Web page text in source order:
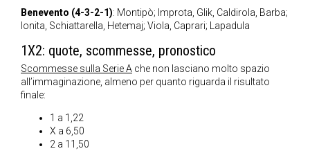
Benevento (4-3-2-1): Montipò; Improta, Glik, Caldirola, Barba;
Ionita, Schiattarella, Hetemaj; Viola, Caprari; Lapadula
1X2: quote, scommesse, pronostico
Scommesse sulla Serie A che non lasciano molto spazio
all’immaginazione, almeno per quanto riguarda il risultato
finale:
1 a 1,22
X a 6,50
2 a 11,50